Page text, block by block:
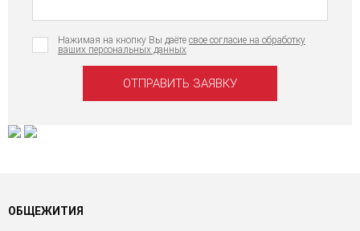
Нажимая на кнопку Вы даёте свое согласие на обработку
ваших персональных данных
ОБЩЕЖИТИЯ